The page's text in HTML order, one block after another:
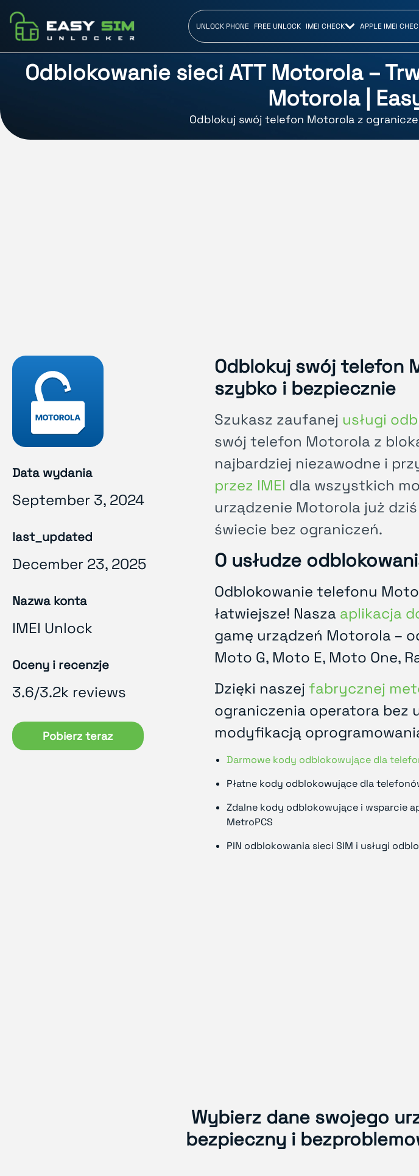
UNLOCK PHONE FREE UNLOCK IMEI CHECK APPLE IMEI
Odblokowanie sieci ATT Motorola –
Motorola |
Odblokuj swój telefon Motorola z
Data wydania
September 3, 2024
last_updated
December 23, 2025
Nazwa konta
IMEI Unlock
Oceny i recenzje
3.6/3.2k reviews
Pobierz teraz
Odblokuj swój telefon
szybko i bezpiecznie
Szukasz zaufanej usługi
swój telefon Motorola z
najbardziej niezawodne i
przez IMEI dla wszystkich
urządzenie Motorola już
świecie bez ograniczeń.
O usłudze
Odblokowanie telefonu
łatwiejsze! Nasza aplikacja
gamę urządzeń Motorola –
Moto G, Moto E, Moto One,
Dzięki naszej fabrycznej
ograniczenia operatora
modyfikacją
Darmowe kody odblokowujące dla
Płatne kody odblokowujące dla
Zdalne kody odblokowujące i wsparcie
MetroPCS
PIN odblokowania sieci SIM i usługi
Wybierz dane swojego
bezpieczny i